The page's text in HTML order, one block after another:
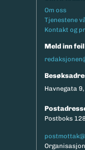
Footermeny
Om oss
Tjenestene
Kontakt og
Meld inn
Havnegata
Postboks